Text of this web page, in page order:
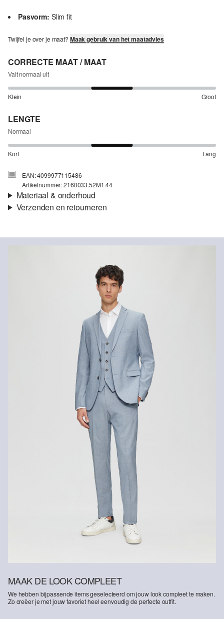
Pasvorm: Slim fit
Twijfel je over je maat? Maak gebruik van het maatadvies
CORRECTE MAAT / MAAT
Valt normaal uit
Klein Groot
LENGTE
Normaal
Kort Lang
EAN: 4099977115486
Artikelnummer: 2160033.52M1.44
Materiaal & onderhoud
Voering: Licht gevoerd, volledig gevoerd
Niet bleken met chloor
Niet geschikt voor de droger
Niet heet strijken
Chemische reiniging met perchloorethyleen
Verzenden en retourneren
Je kunt je artikelen binnen 14 dagen gratis aan ons retourneren.
Als je onze s.Oliver Card hebt, kun je artikelen zelfs binnen 30
dagen gratis retourneren.
MAAK DE LOOK COMPLEET
We hebben bijpassende items geselecteerd om jouw look compleet te maken.
Zo creëer je met jouw favoriet heel eenvoudig de perfecte outfit.